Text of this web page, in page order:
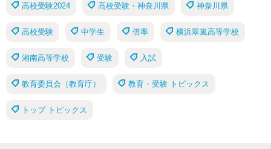
高校受験2024 高校受験・神奈川県 神奈川県
高校受験 中学生 倍率 横浜翠嵐高等学校
湘南高等学校 受験 入試
教育委員会（教育庁） 教育・受験 トピックス
トップ トピックス